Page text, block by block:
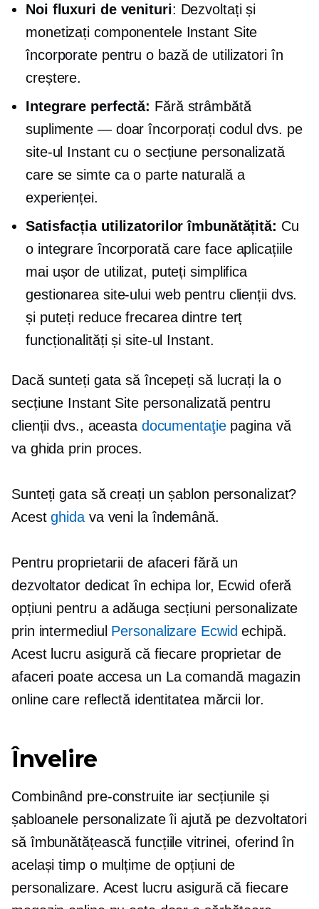
Noi fluxuri de venituri: Dezvoltați și
monetizați componentele Instant Site
încorporate pentru o bază de utilizatori în
creștere.
Integrare perfectă: Fără strâmbătă
suplimente — doar încorporați codul dvs. pe
site-ul Instant cu o secțiune personalizată
care se simte ca o parte naturală a
experienței.
Satisfacția utilizatorilor îmbunătățită: Cu
o integrare încorporată care face aplicațiile
mai ușor de utilizat, puteți simplifica
gestionarea site-ului web pentru clienții dvs.
și puteți reduce frecarea dintre terț
funcționalități și site-ul Instant.
Dacă sunteți gata să începeți să lucrați la o
secțiune Instant Site personalizată pentru
clienții dvs., aceasta documentaţiepagina vă
va ghida prin proces.
Sunteți gata să creați un șablon personalizat?
Acestghidava veni la îndemână.
Pentru proprietarii de afaceri fără un
dezvoltator dedicat în echipa lor, Ecwid oferă
opțiuni pentru a adăuga secțiuni personalizate
prin intermediul Personalizare Ecwid echipă.
Acest lucru asigură că fiecare proprietar de
afaceri poate accesa un La comandămagazin
online care reflectă identitatea mărcii lor.
Învelire
Combinând pre-construiteiar secțiunile și
șabloanele personalizate îi ajută pe dezvoltatori
să îmbunătățească funcțiile vitrinei, oferind în
același timp o mulțime de opțiuni de
personalizare. Acest lucru asigură că fiecare